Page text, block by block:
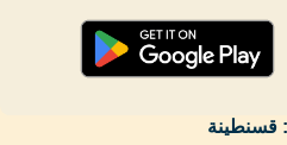
قسنطينة